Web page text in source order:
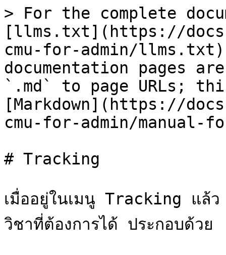
> For the complete
[llms.txt](https://
cmu-for-admin/
documentation pages
`.md` to page URLs;
[Markdown](https://
cmu-for-admin/manual-
# Tracking
เมื่ออยู่ในเมนู Tracking แ
วิชาที่ต้องการได้ ประกอบด้ว